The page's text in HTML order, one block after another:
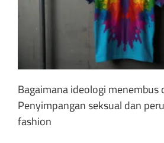
Bagaimana ideologi menembus
Penyimpangan seksual dan
fashion